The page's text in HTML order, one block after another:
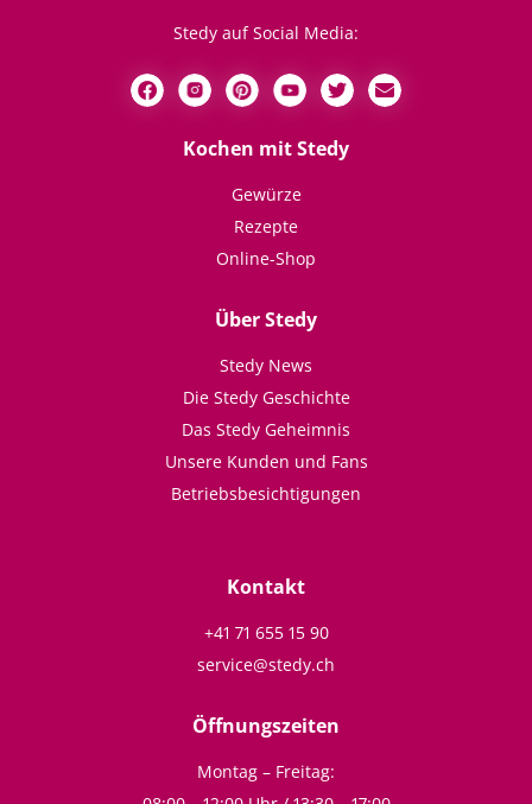
Stedy auf Social Media:
Kochen mit Stedy
Gewürze
Rezepte
Online-Shop
Über Stedy
Stedy News
Die Stedy Geschichte
Das Stedy Geheimnis
Unsere Kunden und Fans
Betriebsbesichtigungen
Kontakt
+41 71 655 15 90
service@stedy.ch
Öffnungszeiten
Montag – Freitag: